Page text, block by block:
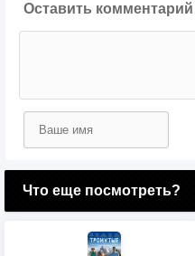
Оставить комментарий
Что еще посмотреть?